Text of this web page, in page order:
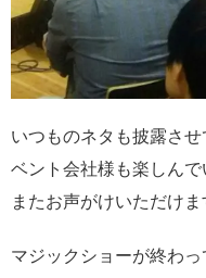
いつものネタも披露さ
ベント会社様も楽しんで
またお声がけいただけ
マジックショーが終わ